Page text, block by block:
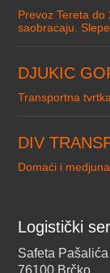
Prevoz Tereta
saobracaju.
DJUKIC
Transportna
DIV
Domaći i
Logistički
Safeta Pašalića
76100 Brčko